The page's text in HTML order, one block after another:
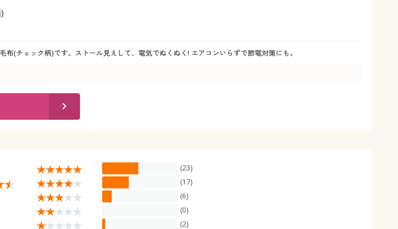
布(チェック柄)です。ストール見えして、電気でぬくぬく! エアコンいらずで節電対策にも。
(23)
(17)
(6)
(0)
(2)